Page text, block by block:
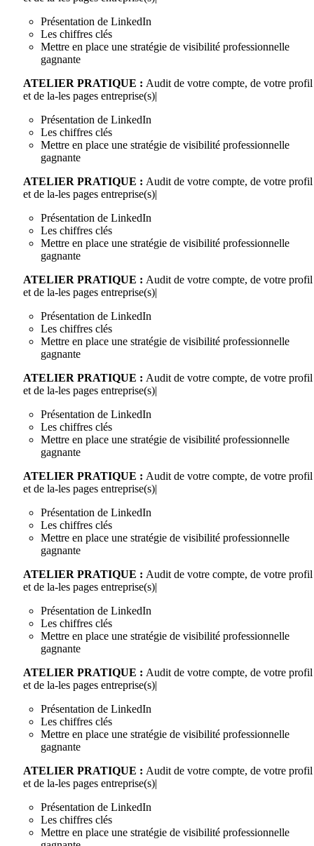
Présentation de LinkedIn
Les chiffres clés
Mettre en place une stratégie de visibilité professionnelle
gagnante
ATELIER PRATIQUE : Audit de votre compte, de votre profil
et de la-les pages entreprise(s)|
Présentation de LinkedIn
Les chiffres clés
Mettre en place une stratégie de visibilité professionnelle
gagnante
ATELIER PRATIQUE : Audit de votre compte, de votre profil
et de la-les pages entreprise(s)|
Présentation de LinkedIn
Les chiffres clés
Mettre en place une stratégie de visibilité professionnelle
gagnante
ATELIER PRATIQUE : Audit de votre compte, de votre profil
et de la-les pages entreprise(s)|
Présentation de LinkedIn
Les chiffres clés
Mettre en place une stratégie de visibilité professionnelle
gagnante
ATELIER PRATIQUE : Audit de votre compte, de votre profil
et de la-les pages entreprise(s)|
Présentation de LinkedIn
Les chiffres clés
Mettre en place une stratégie de visibilité professionnelle
gagnante
ATELIER PRATIQUE : Audit de votre compte, de votre profil
et de la-les pages entreprise(s)|
Présentation de LinkedIn
Les chiffres clés
Mettre en place une stratégie de visibilité professionnelle
gagnante
ATELIER PRATIQUE : Audit de votre compte, de votre profil
et de la-les pages entreprise(s)|
Présentation de LinkedIn
Les chiffres clés
Mettre en place une stratégie de visibilité professionnelle
gagnante
ATELIER PRATIQUE : Audit de votre compte, de votre profil
et de la-les pages entreprise(s)|
Présentation de LinkedIn
Les chiffres clés
Mettre en place une stratégie de visibilité professionnelle
gagnante
ATELIER PRATIQUE : Audit de votre compte, de votre profil
et de la-les pages entreprise(s)|
Présentation de LinkedIn
Les chiffres clés
Mettre en place une stratégie de visibilité professionnelle